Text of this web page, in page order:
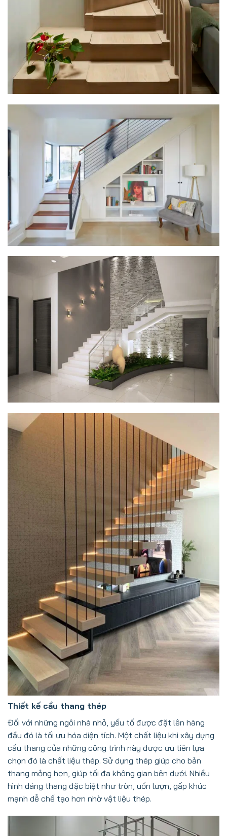
Thiết kế cầu thang thép
Đối với những ngôi nhà nhỏ, yếu tố được đặt lên hàng
đầu đó là tối ưu hóa diện tích. Một chất liệu khi xây dựng
cầu thang của những công trình này được ưu tiên lựa
chọn đó là chất liệu thép. Sử dụng thép giúp cho bản
thang mỏng hơn, giúp tối đa không gian bên dưới. Nhiều
hình dáng thang đặc biệt như tròn, uốn lượn, gấp khúc
mạnh dễ chế tạo hơn nhờ vật liệu thép.